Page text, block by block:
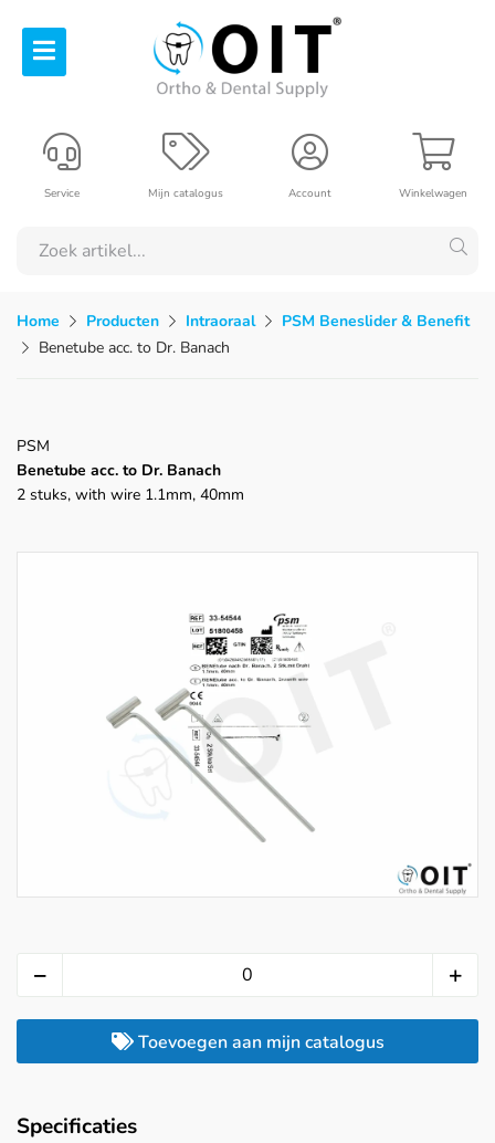
Winkelwagen
Account
Mijn catalogus
Service
Home Producten Intraoraal
PSM Beneslider & Benefit
Benetube acc. to Dr. Banach
PSM
Benetube acc. to Dr. Banach
2 stuks, with wire 1.1mm, 40mm
Toevoegen aan mijn catalogus
Specificaties